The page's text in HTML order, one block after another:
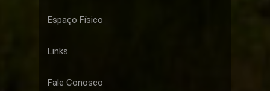
Espaço Físico
Links
Fale Conosco